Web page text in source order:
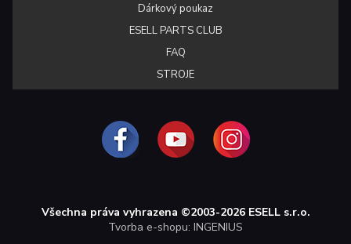
Dárkový poukaz
ESELL PARTS CLUB
FAQ
STROJE
Všechna práva vyhrazena ©2003-2026 ESELL s.r.o.
Tvorba e-shopu: INGENIUS